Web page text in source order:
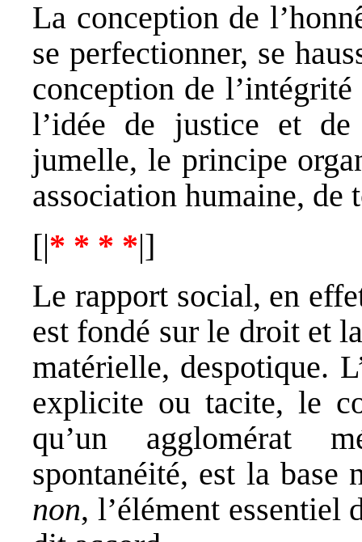
La conception de
se perfectionner, se
conception de
l’idée de justice et
jumelle, le principe
association humaine, de
[|* * * *|]
Le rapport social, en
est fondé sur le droit et
matérielle, despotique.
explicite ou tacite, le
qu’un agglomérat
spontanéité, est la
non, l’élément essentiel